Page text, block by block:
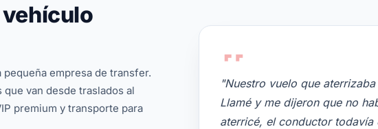
pequeña empresa de transfer.
van desde traslados al
premium y transporte para
"Nuestro vuelo que
Llamé y me dijeron que no
aterricé, el conductor